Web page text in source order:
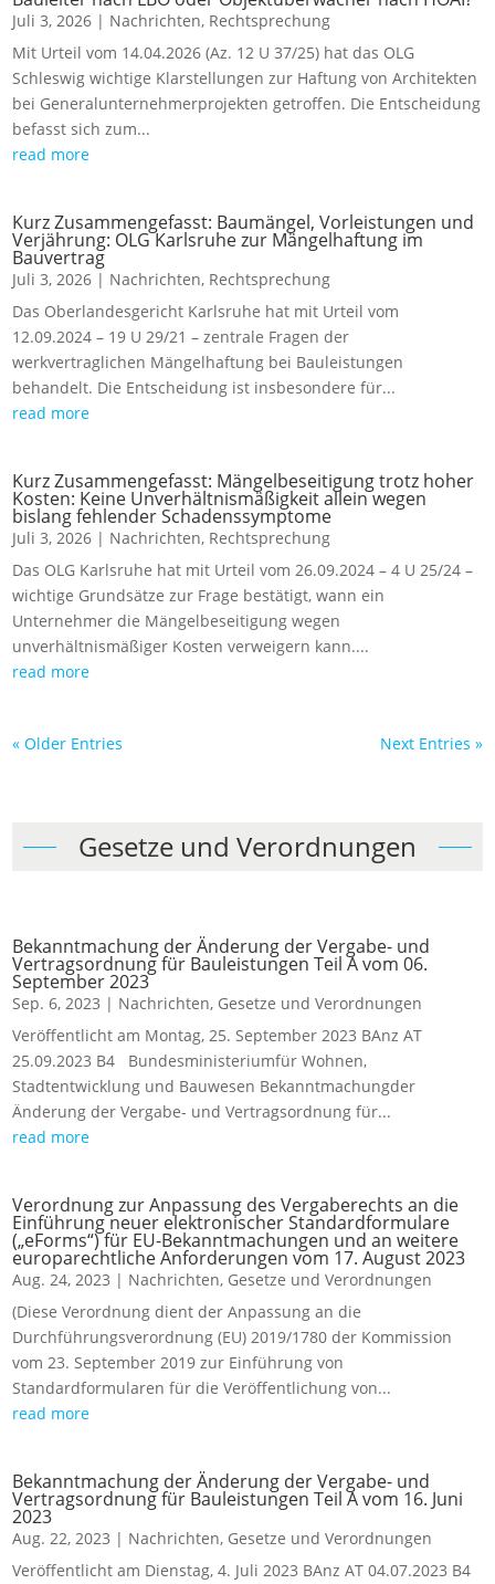
Juli 3, 2026 | Nachrichten, Rechtsprechung
Mit Urteil vom 14.04.2026 (Az. 12 U 37/25) hat das OLG
Schleswig wichtige Klarstellungen zur Haftung von Architekten
bei Generalunternehmerprojekten getroffen. Die Entscheidung
befasst sich zum...
read more
Kurz Zusammengefasst: Baumängel, Vorleistungen und
Verjährung: OLG Karlsruhe zur Mängelhaftung im
Bauvertrag
Juli 3, 2026 | Nachrichten, Rechtsprechung
Das Oberlandesgericht Karlsruhe hat mit Urteil vom
12.09.2024 – 19 U 29/21 – zentrale Fragen der
werkvertraglichen Mängelhaftung bei Bauleistungen
behandelt. Die Entscheidung ist insbesondere für...
read more
Kurz Zusammengefasst: Mängelbeseitigung trotz hoher
Kosten: Keine Unverhältnismäßigkeit allein wegen
bislang fehlender Schadenssymptome
Juli 3, 2026 | Nachrichten, Rechtsprechung
Das OLG Karlsruhe hat mit Urteil vom 26.09.2024 – 4 U 25/24 –
wichtige Grundsätze zur Frage bestätigt, wann ein
Unternehmer die Mängelbeseitigung wegen
unverhältnismäßiger Kosten verweigern kann....
read more
« Older Entries Next Entries »
Gesetze und Verordnungen
Bekanntmachung der Änderung der Vergabe- und
Vertragsordnung für Bauleistungen Teil A vom 06.
September 2023
Sep. 6, 2023 | Nachrichten, Gesetze und Verordnungen
Veröffentlicht am Montag, 25. September 2023 BAnz AT
25.09.2023 B4 Bundesministeriumfür Wohnen,
Stadtentwicklung und Bauwesen Bekanntmachungder
Änderung der Vergabe- und Vertragsordnung für...
read more
Verordnung zur Anpassung des Vergaberechts an die
Einführung neuer elektronischer Standardformulare
(„eForms“) für EU-Bekanntmachungen und an weitere
europarechtliche Anforderungen vom 17. August 2023
Aug. 24, 2023 | Nachrichten, Gesetze und Verordnungen
(Diese Verordnung dient der Anpassung an die
Durchführungsverordnung (EU) 2019/1780 der Kommission
vom 23. September 2019 zur Einführung von
Standardformularen für die Veröffentlichung von...
read more
Bekanntmachung der Änderung der Vergabe- und
Vertragsordnung für Bauleistungen Teil A vom 16. Juni
2023
Aug. 22, 2023 | Nachrichten, Gesetze und Verordnungen
Veröffentlicht am Dienstag, 4. Juli 2023 BAnz AT 04.07.2023 B4